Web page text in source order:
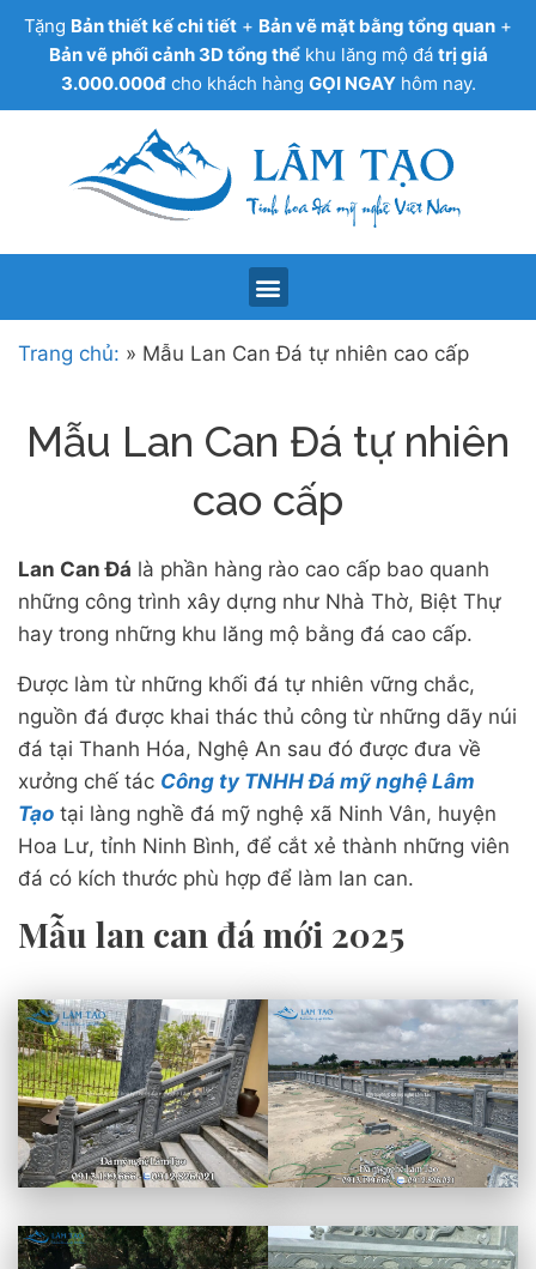
Tặng Bản thiết kế chi tiết + Bản vẽ mặt bằng tổng quan +
Bản vẽ phối cảnh 3D tổng thểkhu lăng mộ đá trị giá
3.000.000đcho khách hàng GỌI NGAYhôm nay.
Trang chủ: » Mẫu Lan Can Đá tự nhiên cao cấp
Mẫu Lan Can Đá tự nhiên
cao cấp
Lan Can Đá là phần hàng rào cao cấp bao quanh
những công trình xây dựng như Nhà Thờ, Biệt Thự
hay trong những khu lăng mộ bằng đá cao cấp.
Được làm từ những khối đá tự nhiên vững chắc,
nguồn đá được khai thác thủ công từ những dãy núi
đá tại Thanh Hóa, Nghệ An sau đó được đưa về
xưởng chế tác Công ty TNHH Đá mỹ nghệ Lâm
Tạo tại làng nghề đá mỹ nghệ xã Ninh Vân, huyện
Hoa Lư, tỉnh Ninh Bình, để cắt xẻ thành những viên
đá có kích thước phù hợp để làm lan can.
Mẫu lan can đá mới 2025